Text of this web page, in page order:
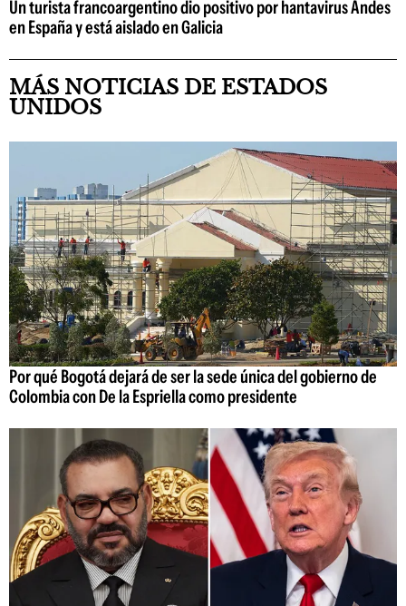
Un turista francoargentino dio positivo por hantavirus Andes
en España y está aislado en Galicia
MÁS NOTICIAS DE ESTADOS
UNIDOS
Por qué Bogotá dejará de ser la sede única del gobierno de
Colombia con De la Espriella como presidente